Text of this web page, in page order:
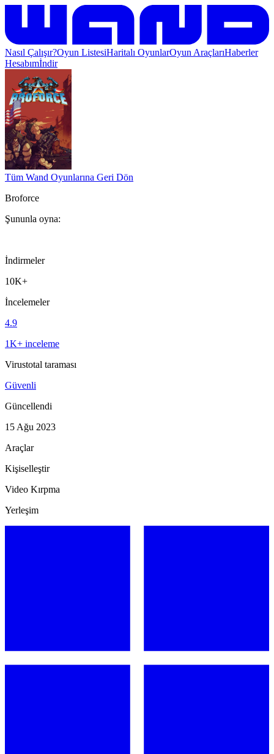
Nasıl Çalışır?Oyun ListesiHaritalı OyunlarOyun AraçlarıHaberler
Hesabımİndir
Tüm Wand Oyunlarına Geri Dön
Broforce
Şununla oyna:
İndirmeler
10K+
İncelemeler
4.9
1K+ inceleme
Virustotal taraması
Güvenli
Güncellendi
15 Ağu 2023
Araçlar
Kişiselleştir
Video Kırpma
Yerleşim